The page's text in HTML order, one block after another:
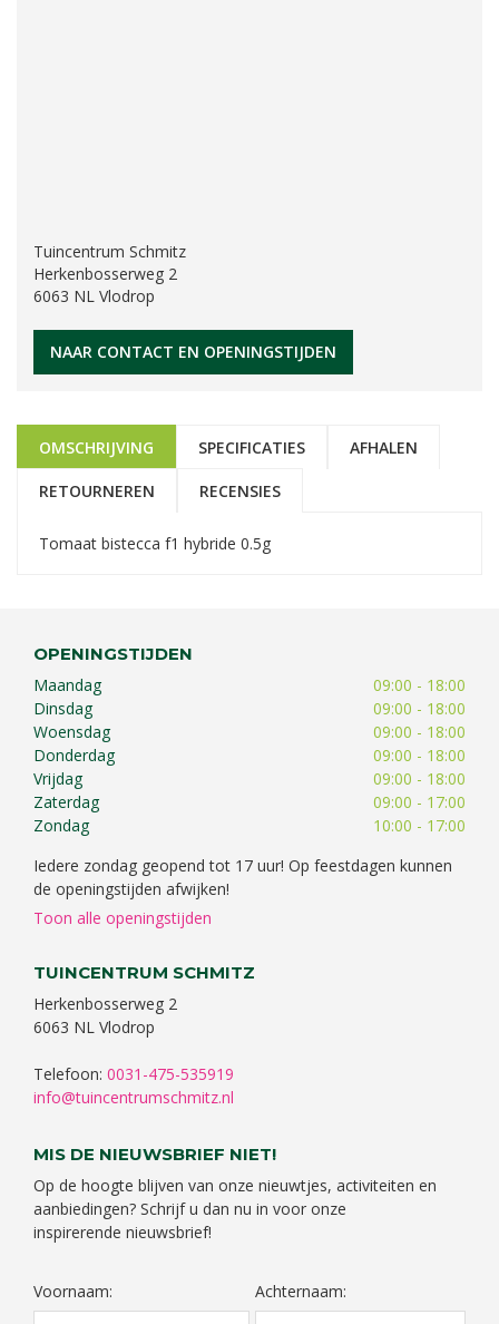
Tuincentrum Schmitz
Herkenbosserweg 2
6063 NL Vlodrop
NAAR CONTACT EN OPENINGSTIJDEN
OMSCHRIJVING SPECIFICATIES AFHALEN
RETOURNEREN RECENSIES
Tomaat bistecca f1 hybride 0.5g
OPENINGSTIJDEN
Maandag
09:00 - 18:00
Dinsdag
09:00 - 18:00
Woensdag
09:00 - 18:00
Donderdag
09:00 - 18:00
Vrijdag
09:00 - 18:00
Zaterdag
09:00 - 17:00
Zondag
10:00 - 17:00
Iedere zondag geopend tot 17 uur! Op feestdagen kunnen
de openingstijden afwijken!
Toon alle openingstijden
TUINCENTRUM SCHMITZ
Herkenbosserweg 2
6063 NL Vlodrop
Telefoon: 0031-475-535919
info@tuincentrumschmitz.nl
MIS DE NIEUWSBRIEF NIET!
Op de hoogte blijven van onze nieuwtjes, activiteiten en
aanbiedingen? Schrijf u dan nu in voor onze
inspirerende nieuwsbrief!
Voornaam: Achternaam: